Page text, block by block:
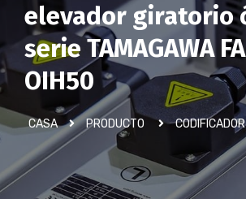
elevador giratorio
serie TAMAGAWA
OIH50
CASA PRODUCTO CODIFICADOR